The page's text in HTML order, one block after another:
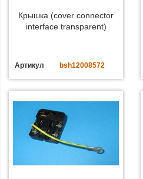
Крышка (cover connector
interface transparent)
Артикул bsh12008572